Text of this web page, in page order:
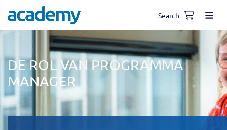
Search
DE ROL VAN PROGRAMMA
MANAGER